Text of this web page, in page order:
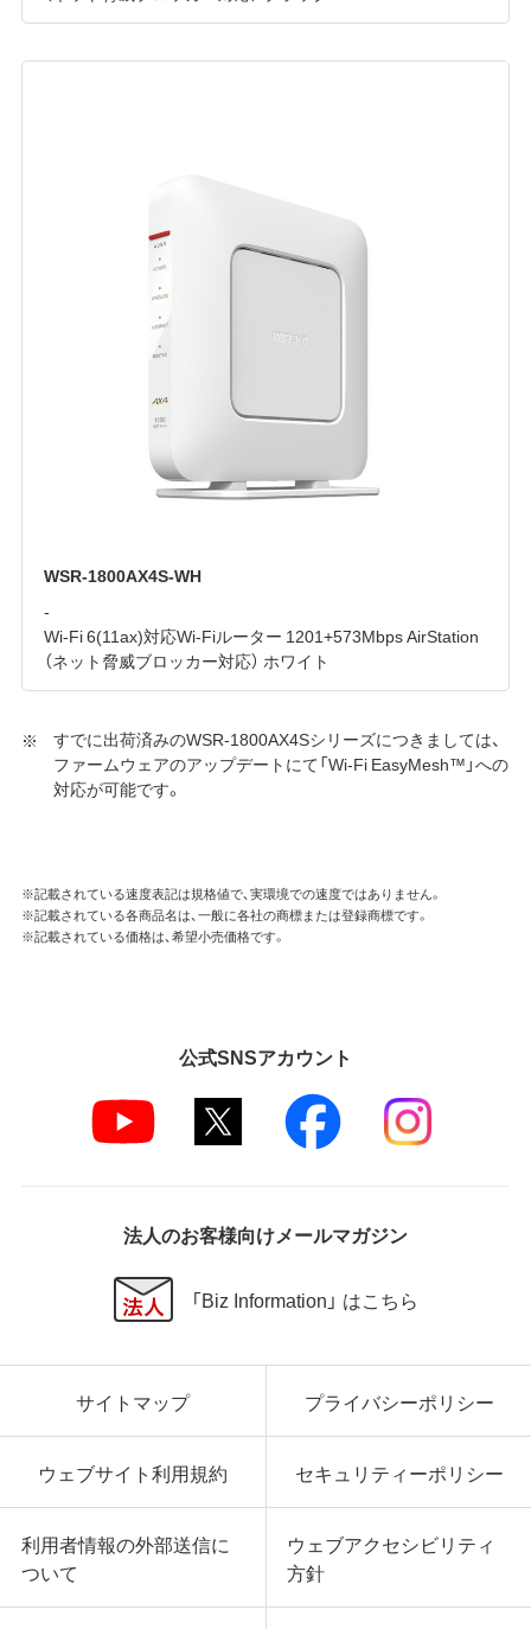
WSR-1800AX4S-WH
-
Wi-Fi 6(11ax)対応Wi-Fiルーター 1201+573Mbps AirStation
（ネット脅威ブロッカー対応） ホワイト
すでに出荷済みのWSR-1800AX4Sシリーズにつきましては、
ファームウェアのアップデートにて「Wi-Fi EasyMesh™」への
対応が可能です。
※記載されている速度表記は規格値で、実環境での速度ではありません。
※記載されている各商品名は、一般に各社の商標または登録商標です。
※記載されている価格は、希望小売価格です。
公式SNSアカウント
法人のお客様向けメールマガジン
「Biz Information」 はこちら
サイトマップ プライバシーポリシー
ウェブサイト利用規約 セキュリティーポリシー
利用者情報の外部送信に
ついて
ウェブアクセシビリティ
方針